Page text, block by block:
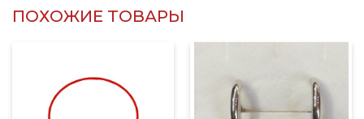
ПОХОЖИЕ ТОВАРЫ